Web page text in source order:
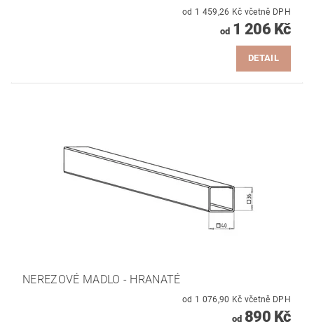
od 1 459,26 Kč včetně DPH
od1 206 Kč
DETAIL
NEREZOVÉ MADLO - HRANATÉ
od 1 076,90 Kč včetně DPH
od890 Kč